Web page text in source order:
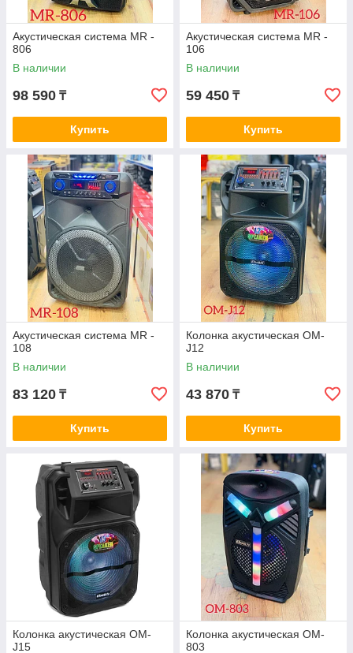
Акустическая система MR -
806
В наличии
98 590 ₸
Купить
Акустическая система MR -
106
В наличии
59 450 ₸
Купить
Акустическая система MR -
108
В наличии
83 120 ₸
Купить
Колонка акустическая OM-
J12
В наличии
43 870 ₸
Купить
Колонка акустическая OM-
J15
Колонка акустическая OM-
803